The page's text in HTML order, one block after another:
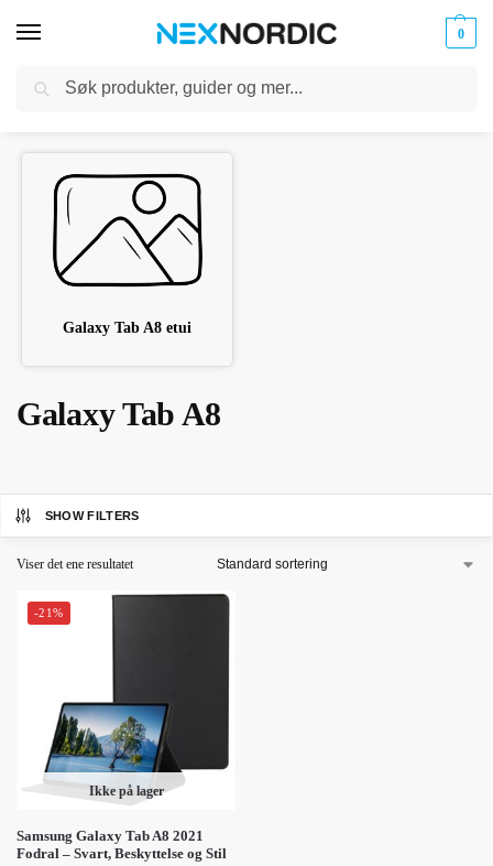
0
til
Kabler
Galaxy Tab A8 etui
Galaxy Tab A8
SHOW FILTERS
Viser det ene resultatet
-21%
Ikke på lager
Samsung Galaxy Tab A8 2021
Fodral – Svart, Beskyttelse og Stil